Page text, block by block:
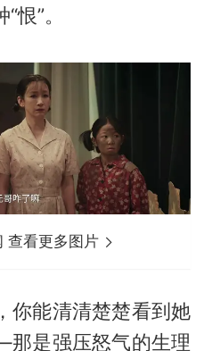
恨”。
查看更多图片
你能清清楚楚看到她
是强压怒气的生理